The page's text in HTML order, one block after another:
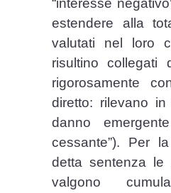
“interesse
estendere alla
valutati nel loro
risultino collegati
rigorosamente
diretto: rilevano
danno
cessante”). Per
detta sentenza le
valgono